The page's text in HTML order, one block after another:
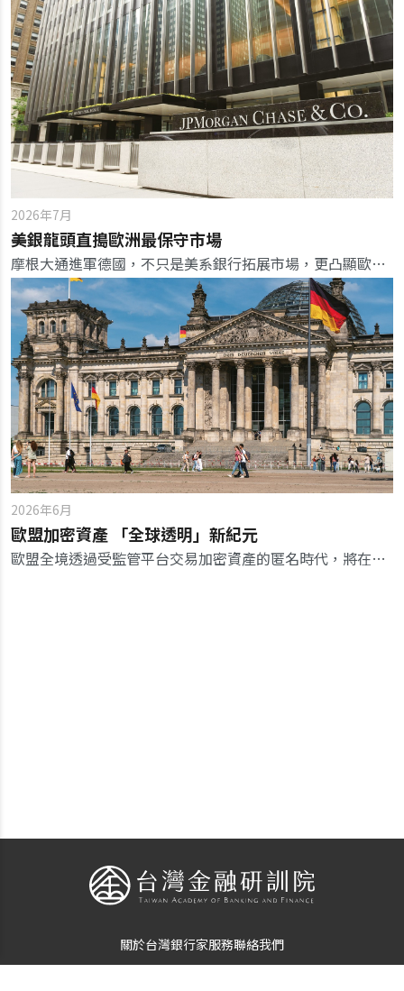
2026年7月
美銀龍頭直搗歐洲最保守市場
摩根大通進軍德國，不只是美系銀行拓展市場，更凸顯歐洲銀行在數位轉型、制度信任與平台治理下的新競爭格局。
2026年6月
歐盟加密資產 「全球透明」新紀元
歐盟全境透過受監管平台交易加密資產的匿名時代，將在一年多後實質終結，台灣應盡速加強國際租稅合作，以避免被邊緣化。
關於台灣銀行家服務聯絡我們